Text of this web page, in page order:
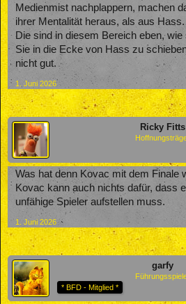
Medienmist nachplappern, machen
ihrer Mentalität heraus, als aus Hass.
Die sind in diesem Bereich eben, wie
Sie in die Ecke von Hass zu
nicht gut.
1. Juni 2026
Ricky Fitts
Was hat denn Kovac mit dem Finale
Kovac kann auch nichts dafür, dass
unfähige Spieler aufstellen muss.
1. Juni 2026
garfy
* BFD - Mitglied *